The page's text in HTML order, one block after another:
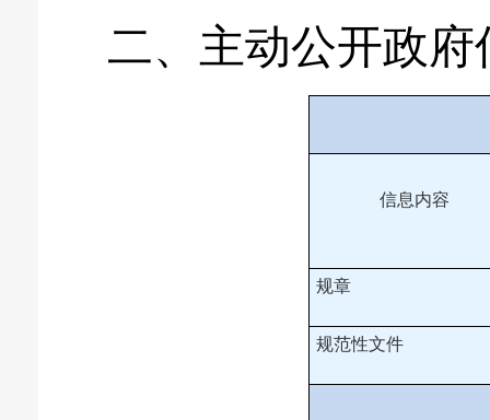
二、主动公开政府
信息内容
规章
规范性文件